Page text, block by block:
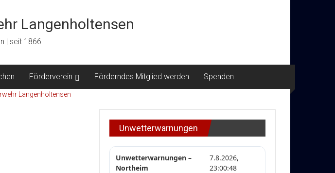
Langenholtensen
| seit 1866
Förderverein Förderndes Mitglied werden Spenden
Unwetterwarnungen
Unwetterwarnungen –
Northeim
7.8.2026,
23:00:48